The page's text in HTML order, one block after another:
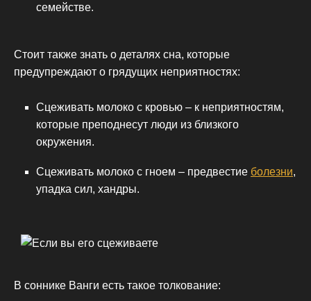
семействе.
Стоит также знать о деталях сна, которые
предупреждают о грядущих неприятностях:
Сцеживать молоко с кровью – к неприятностям,
которые преподнесут люди из близкого
окружения.
Сцеживать молоко с гноем – предвестие болезни,
упадка сил, хандры.
В соннике Ванги есть такое толкование: